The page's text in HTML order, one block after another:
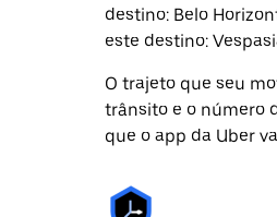
destino: Belo
este destino:
O trajeto que seu
trânsito e o número
que o app da Uber